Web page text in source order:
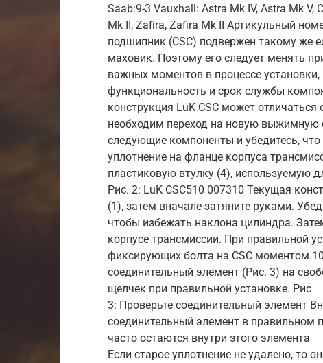
Saab:9-3 Vauxhall: Astra Mk IV, Astra Mk V,
Mk II, Zafira, Zafira Mk II Артикульный
подшипник (CSC) подвержен такому же
маховик. Поэтому его следует менять
важных моментов в процессе
функциональность и срок службы
конструкция LuK CSC может
необходим переход на новую выжимную
следующие компоненты и убедитесь,
уплотнение на фланце корпуса
пластиковую втулку (4), используемую
Рис. 2: LuK CSC510 007310 Текущая
(1), затем вначале затяните руками.
чтобы избежать наклона цилиндра.
корпусе трансмиссии. При правильной
фиксирующих болта на CSC моментом
соединительный элемент (Рис. 3) на
щелчек при правильной установке. Рис
3: Проверьте соединительный элемент
соединительный элемент в правильном
часто остаются внутри этого элемента
Если старое уплотнение не удалено, то